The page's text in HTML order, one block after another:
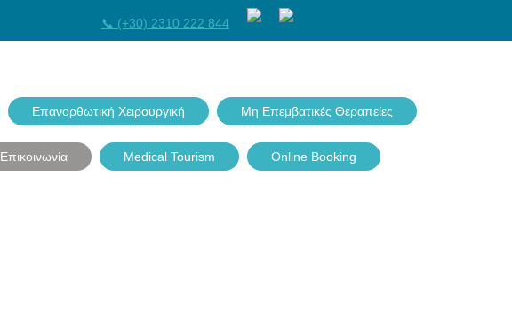
📞 (+30) 2310 222 844
Επανορθωτική Χειρουργική Μη Επεμβατικές Θεραπείες
Επικοινωνία Medical Tourism Online Booking